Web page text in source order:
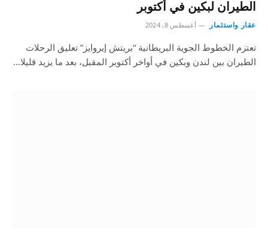
الطيران لبكين في أكتوبر
عقار واستثمار أغسطس 8, 2024
تعتزم الخطوط الجوية البريطانية “بريتش إيروايز” تعليق الرحلات
الطيران بين لندن وبكين في أواخر أكتوبر المقبل، بعد ما يزيد قليلا…